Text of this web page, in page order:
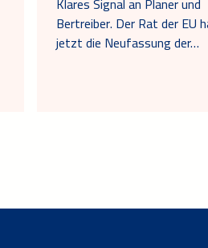
Bertreiber. Der Rat der EU
jetzt die Neufassung der…